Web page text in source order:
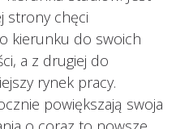
strony chęci
kierunku do swoich
a z drugiej do
rynek pracy.
powiększają swoja